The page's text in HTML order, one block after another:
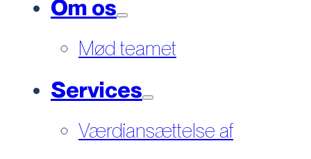
Om os
Mød teamet
Services
Værdiansættelse af